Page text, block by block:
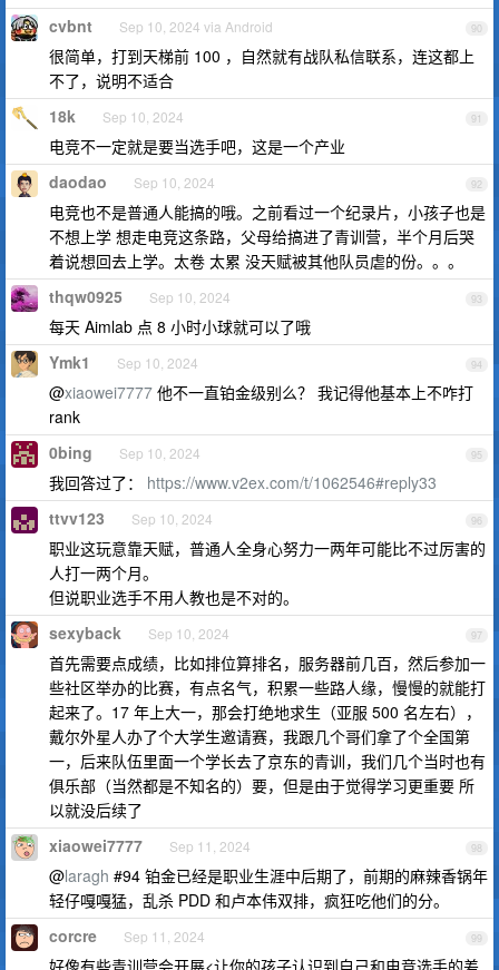
90
cvbnt Sep 10, 2024 via Android
很简单，打到天梯前 100 ，自然就有战队私信联系，连这都上
不了，说明不适合
91
18k Sep 10, 2024
电竞不一定就是要当选手吧，这是一个产业
92
daodao Sep 10, 2024
电竞也不是普通人能搞的哦。之前看过一个纪录片，小孩子也是
不想上学 想走电竞这条路，父母给搞进了青训营，半个月后哭
着说想回去上学。太卷 太累 没天赋被其他队员虐的份。。。
93
thqw0925 Sep 10, 2024
每天 Aimlab 点 8 小时小球就可以了哦
94
Ymk1 Sep 10, 2024
@xiaowei7777 他不一直铂金级别么？ 我记得他基本上不咋打
rank
95
0bing Sep 10, 2024
我回答过了： https://www.v2ex.com/t/1062546#reply33
96
ttvv123 Sep 10, 2024
职业这玩意靠天赋，普通人全身心努力一两年可能比不过厉害的
人打一两个月。
但说职业选手不用人教也是不对的。
97
sexyback Sep 10, 2024
首先需要点成绩，比如排位算排名，服务器前几百，然后参加一
些社区举办的比赛，有点名气，积累一些路人缘，慢慢的就能打
起来了。17 年上大一，那会打绝地求生（亚服 500 名左右），
戴尔外星人办了个大学生邀请赛，我跟几个哥们拿了个全国第
一，后来队伍里面一个学长去了京东的青训，我们几个当时也有
俱乐部（当然都是不知名的）要，但是由于觉得学习更重要 所
以就没后续了
98
xiaowei7777 Sep 11, 2024
@laragh #94 铂金已经是职业生涯中后期了，前期的麻辣香锅年
轻仔嘎嘎猛，乱杀 PDD 和卢本伟双排，疯狂吃他们的分。
99
corcre Sep 11, 2024
好像有些青训营会开展<让你的孩子认识到自己和电竞选手的差